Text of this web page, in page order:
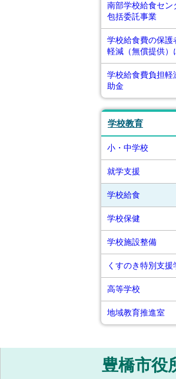
南部学校給食セン
包括委託事業
学校給食費の保護
軽減（無償提供）
学校給食費負担軽
助金
学校教育
小・中学校
就学支援
学校給食
学校保健
学校施設整備
くすのき特別支援
高等学校
地域教育推進室
豊橋市役